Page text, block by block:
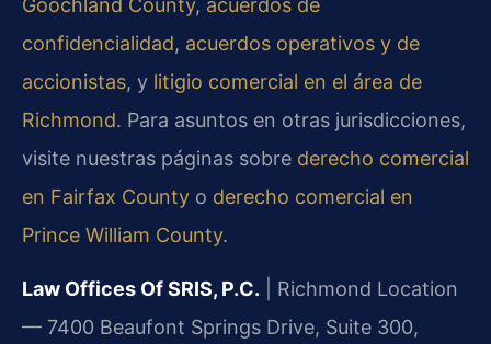
confidencialidad, acuerdos operativos y de
accionistas, y litigio comercial en el área de
Richmond. Para asuntos en otras jurisdicciones,
visite nuestras páginas sobre derecho comercial
en Fairfax County o derecho comercial en
Prince William County.
Law Offices Of SRIS, P.C. | Richmond Location
— 7400 Beaufont Springs Drive, Suite 300,